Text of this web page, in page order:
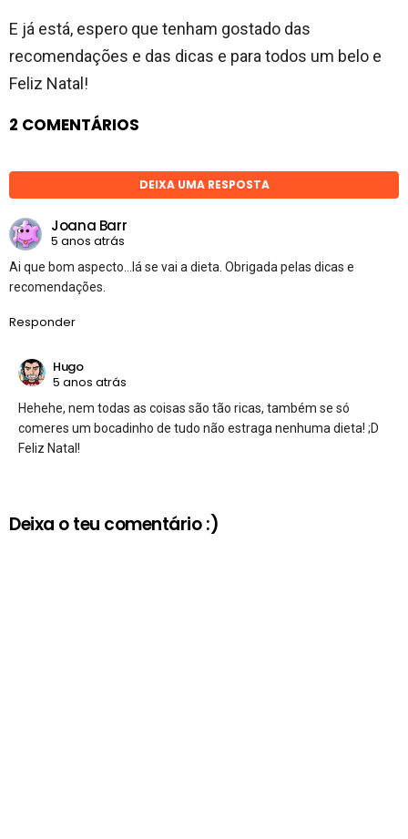
E já está, espero que tenham gostado das
recomendações e das dicas e para todos um belo e
Feliz Natal!
2 COMENTÁRIOS
DEIXA UMA RESPOSTA
Joana Barr
5 anos atrás
Ai que bom aspecto…lá se vai a dieta. Obrigada pelas dicas e
recomendações.
Responder
Hugo
5 anos atrás
Hehehe, nem todas as coisas são tão ricas, também se só
comeres um bocadinho de tudo não estraga nenhuma dieta! ;D
Feliz Natal!
Deixa o teu comentário :)